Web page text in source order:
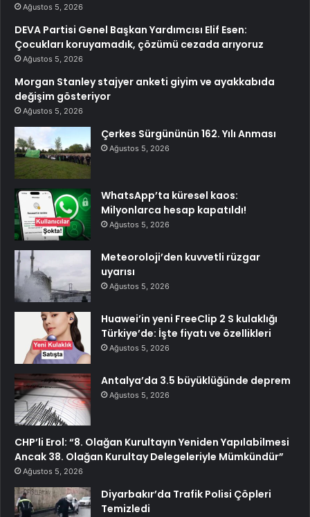
Ağustos 5, 2026
DEVA Partisi Genel Başkan Yardımcısı Elif Esen:
Çocukları koruyamadık, çözümü cezada arıyoruz
Ağustos 5, 2026
Morgan Stanley stajyer anketi giyim ve ayakkabıda
değişim gösteriyor
Ağustos 5, 2026
Çerkes Sürgününün 162. Yılı Anması
Ağustos 5, 2026
WhatsApp’ta küresel kaos:
Milyonlarca hesap kapatıldı!
Ağustos 5, 2026
Meteoroloji’den kuvvetli rüzgar
uyarısı
Ağustos 5, 2026
Huawei’in yeni FreeClip 2 S kulaklığı
Türkiye’de: İşte fiyatı ve özellikleri
Ağustos 5, 2026
Antalya’da 3.5 büyüklüğünde deprem
Ağustos 5, 2026
CHP’li Erol: “8. Olağan Kurultayın Yeniden Yapılabilmesi
Ancak 38. Olağan Kurultay Delegeleriyle Mümkündür”
Ağustos 5, 2026
Diyarbakır’da Trafik Polisi Çöpleri
Temizledi